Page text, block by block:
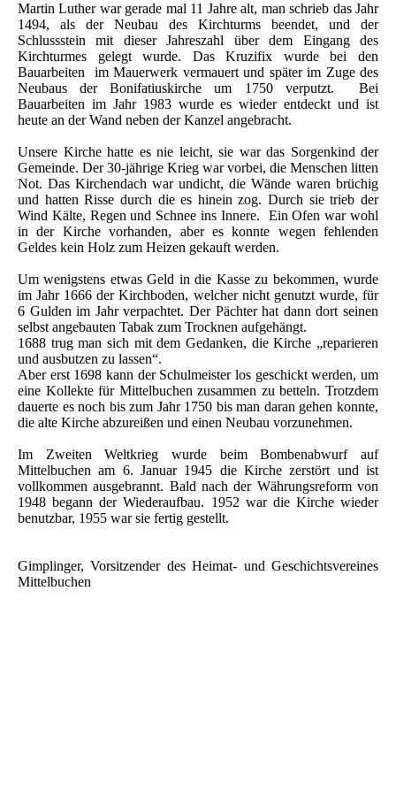
Martin Luther war gerade mal 11 Jahre alt, man schrieb das Jahr
1494, als der Neubau des Kirchturms beendet, und der
Schlussstein mit dieser Jahreszahl über dem Eingang des
Kirchturmes gelegt wurde. Das Kruzifix wurde bei den
Bauarbeiten im Mauerwerk vermauert und später im Zuge des
Neubaus der Bonifatiuskirche um 1750 verputzt. Bei
Bauarbeiten im Jahr 1983 wurde es wieder entdeckt und ist
heute an der Wand neben der Kanzel angebracht.
Unsere Kirche hatte es nie leicht, sie war das Sorgenkind der
Gemeinde. Der 30-jährige Krieg war vorbei, die Menschen litten
Not. Das Kirchendach war undicht, die Wände waren brüchig
und hatten Risse durch die es hinein zog. Durch sie trieb der
Wind Kälte, Regen und Schnee ins Innere. Ein Ofen war wohl
in der Kirche vorhanden, aber es konnte wegen fehlenden
Geldes kein Holz zum Heizen gekauft werden.
Um wenigstens etwas Geld in die Kasse zu bekommen, wurde
im Jahr 1666 der Kirchboden, welcher nicht genutzt wurde, für
6 Gulden im Jahr verpachtet. Der Pächter hat dann dort seinen
selbst angebauten Tabak zum Trocknen aufgehängt.
1688 trug man sich mit dem Gedanken, die Kirche „reparieren
und ausbutzen zu lassen“.
Aber erst 1698 kann der Schulmeister los geschickt werden, um
eine Kollekte für Mittelbuchen zusammen zu betteln. Trotzdem
dauerte es noch bis zum Jahr 1750 bis man daran gehen konnte,
die alte Kirche abzureißen und einen Neubau vorzunehmen.
Im Zweiten Weltkrieg wurde beim Bombenabwurf auf
Mittelbuchen am 6. Januar 1945 die Kirche zerstört und ist
vollkommen ausgebrannt. Bald nach der Währungsreform von
1948 begann der Wiederaufbau. 1952 war die Kirche wieder
benutzbar, 1955 war sie fertig gestellt.
Gimplinger, Vorsitzender des Heimat- und Geschichtsvereines
Mittelbuchen